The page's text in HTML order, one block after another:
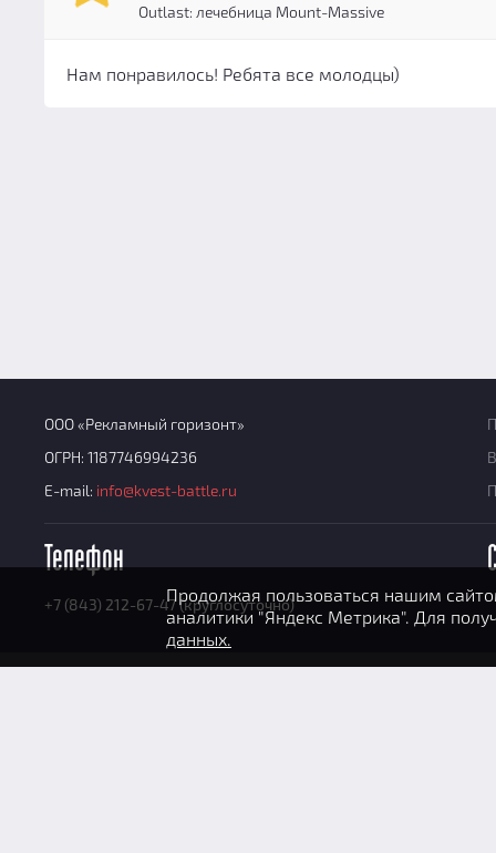
Outlast: лечебница Mount-Massive
Нам понравилось! Ребята все молодцы)
ООО «Рекламный горизонт»
ОГРН: 1187746994236
E-mail: info@kvest-battle.ru
Телефон
+7 (843) 212-67-47 (круглосуточно)
Продолжая пользоваться нашим
аналитики "Яндекс Метрика". Для
данных.